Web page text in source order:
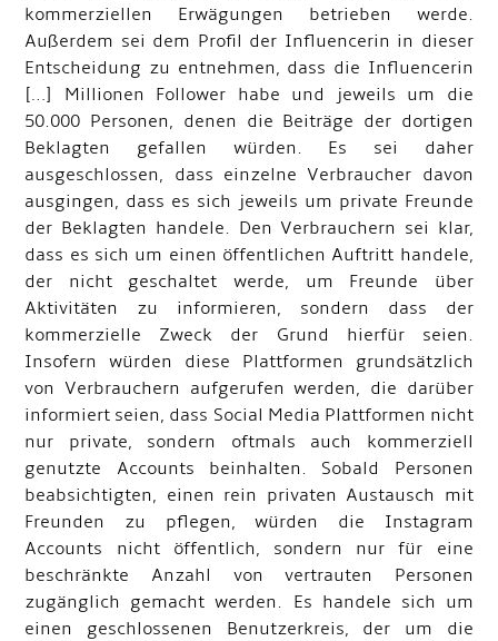
kommerziellen Erwägungen betrieben werde.
Außerdem sei dem Profil der Influencerin in dieser
Entscheidung zu entnehmen, dass die Influencerin
[…] Millionen Follower habe und jeweils um die
50.000 Personen, denen die Beiträge der dortigen
Beklagten gefallen würden. Es sei daher
ausgeschlossen, dass einzelne Verbraucher davon
ausgingen, dass es sich jeweils um private Freunde
der Beklagten handele. Den Verbrauchern sei klar,
dass es sich um einen öffentlichen Auftritt handele,
der nicht geschaltet werde, um Freunde über
Aktivitäten zu informieren, sondern dass der
kommerzielle Zweck der Grund hierfür seien.
Insofern würden diese Plattformen grundsätzlich
von Verbrauchern aufgerufen werden, die darüber
informiert seien, dass Social Media Plattformen nicht
nur private, sondern oftmals auch kommerziell
genutzte Accounts beinhalten. Sobald Personen
beabsichtigten, einen rein privaten Austausch mit
Freunden zu pflegen, würden die Instagram
Accounts nicht öffentlich, sondern nur für eine
beschränkte Anzahl von vertrauten Personen
zugänglich gemacht werden. Es handele sich um
einen geschlossenen Benutzerkreis, der um die